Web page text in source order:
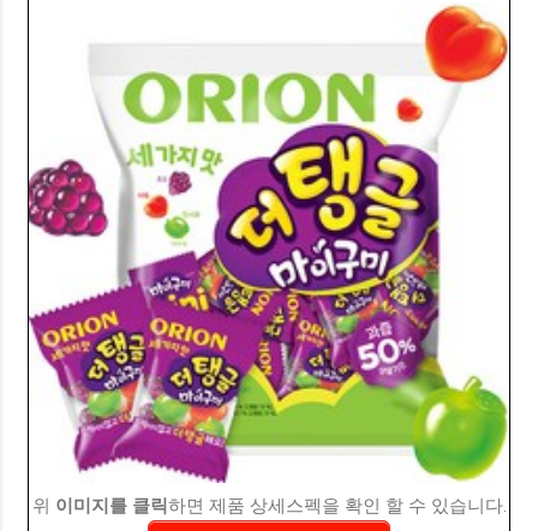
위 이미지를 클릭하면 제품 상세스펙을 확인 할 수 있습니다.